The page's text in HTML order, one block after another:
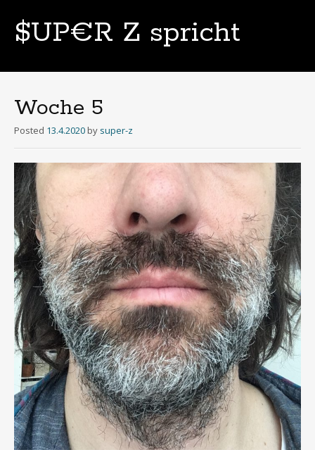
$UP€R Z spricht
Woche 5
Posted 13.4.2020 by super-z